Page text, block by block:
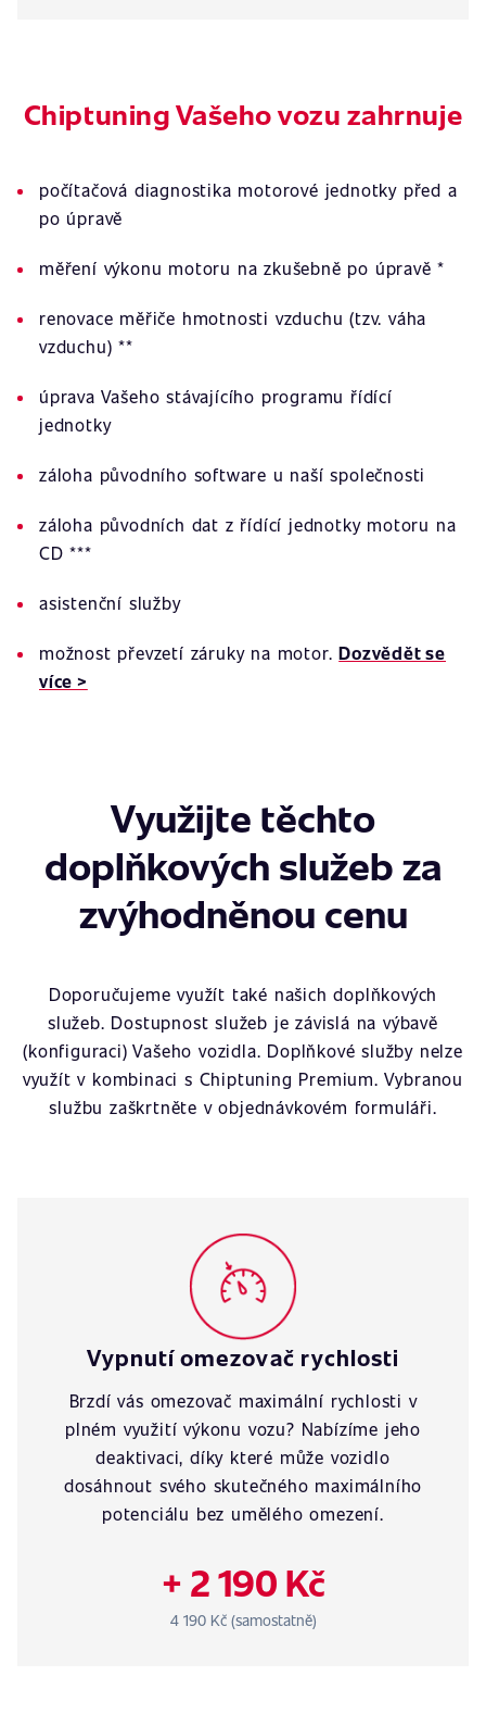
Chiptuning Vašeho vozu zahrnuje
počítačová diagnostika motorové jednotky před a
po úpravě
měření výkonu motoru na zkušebně po úpravě *
renovace měřiče hmotnosti vzduchu (tzv. váha
vzduchu) **
úprava Vašeho stávajícího programu řídící
jednotky
záloha původního software u naší společnosti
záloha původních dat z řídící jednotky motoru na
CD ***
asistenční služby
možnost převzetí záruky na motor.Dozvědět se
více >
Využijte těchto
doplňkových služeb za
zvýhodněnou cenu
Doporučujeme využít také našich doplňkových
služeb. Dostupnost služeb je závislá na výbavě
(konfiguraci) Vašeho vozidla. Doplňkové služby nelze
využít v kombinaci s Chiptuning Premium. Vybranou
službu zaškrtněte v objednávkovém formuláři.
Vypnutí omezovač rychlosti
Brzdí vás omezovač maximální rychlosti v
plném využití výkonu vozu? Nabízíme jeho
deaktivaci, díky které může vozidlo
dosáhnout svého skutečného maximálního
potenciálu bez umělého omezení.
+ 2 190 Kč
4 190 Kč (samostatně)